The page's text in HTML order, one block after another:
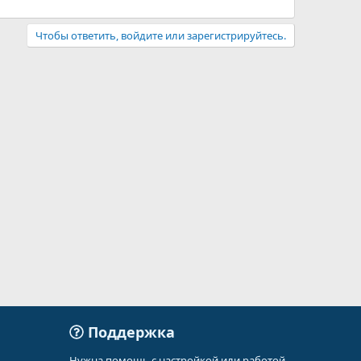
Чтобы ответить, войдите или зарегистрируйтесь.
Поддержка